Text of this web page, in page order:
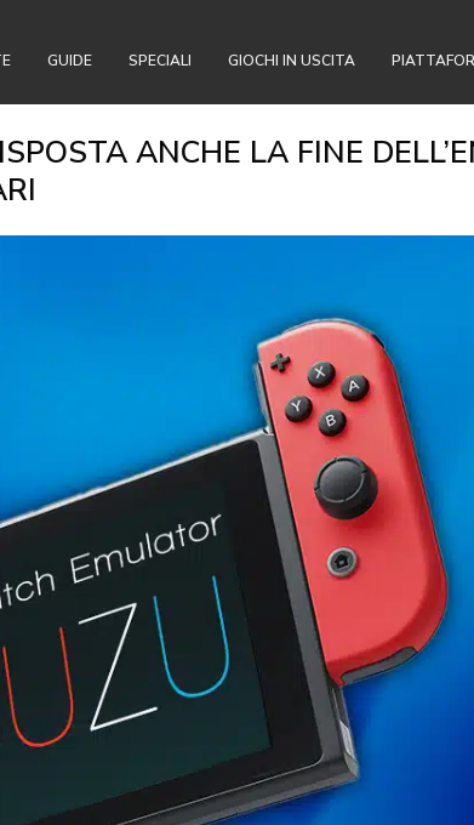
GUIDE SPECIALI GIOCHI IN USCITA
ANCHE LA FINE